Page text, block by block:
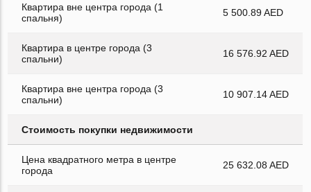
Квартира вне центра города (1
спальня)
5 500.89 AED
Квартира в центре города (3
спальни)
16 576.92 AED
Квартира вне центра города (3
спальни)
10 907.14 AED
Стоимость покупки недвижимости
Цена квадратного метра в центре
города
25 632.08 AED